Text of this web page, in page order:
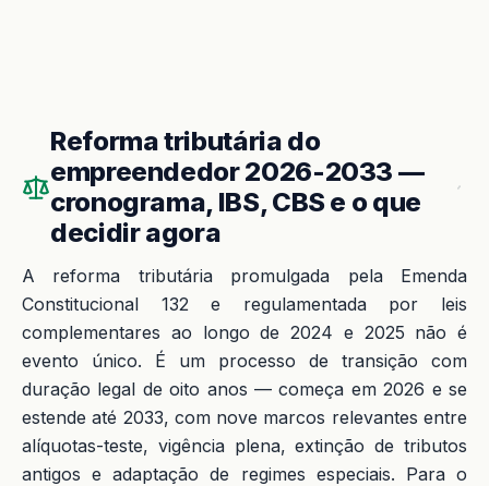
Reforma tributária do
empreendedor 2026-2033 —
cronograma, IBS, CBS e o que
decidir agora
A reforma tributária promulgada pela Emenda
Constitucional 132 e regulamentada por leis
complementares ao longo de 2024 e 2025 não é
evento único. É um processo de transição com
duração legal de oito anos — começa em 2026 e se
estende até 2033, com nove marcos relevantes entre
alíquotas-teste, vigência plena, extinção de tributos
antigos e adaptação de regimes especiais. Para o